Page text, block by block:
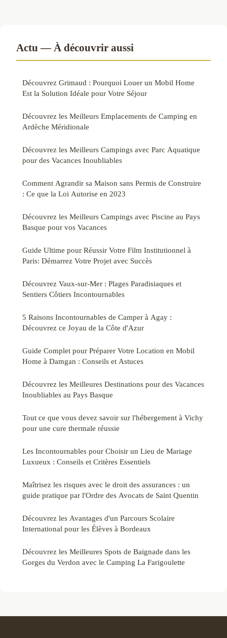
Actu — À découvrir aussi
Découvrez Grimaud : Pourquoi Louer un Mobil Home
Est la Solution Idéale pour Votre Séjour
Découvrez les Meilleurs Emplacements de Camping en
Ardèche Méridionale
Découvrez les Meilleurs Campings avec Parc Aquatique
pour des Vacances Inoubliables
Comment Agrandir sa Maison sans Permis de Construire
: Ce que la Loi Autorise en 2023
Découvrez les Meilleurs Campings avec Piscine au Pays
Basque pour vos Vacances
Guide Ultime pour Réussir Votre Film Institutionnel à
Paris: Démarrez Votre Projet avec Succès
Découvrez Vaux-sur-Mer : Plages Paradisiaques et
Sentiers Côtiers Incontournables
5 Raisons Incontournables de Camper à Agay :
Découvrez ce Joyau de la Côte d'Azur
Guide Complet pour Préparer Votre Location en Mobil
Home à Damgan : Conseils et Astuces
Découvrez les Meilleures Destinations pour des Vacances
Inoubliables au Pays Basque
Tout ce que vous devez savoir sur l'hébergement à Vichy
pour une cure thermale réussie
Les Incontournables pour Choisir un Lieu de Mariage
Luxueux : Conseils et Critères Essentiels
Maîtrisez les risques avec le droit des assurances : un
guide pratique par l'Ordre des Avocats de Saint Quentin
Découvrez les Avantages d'un Parcours Scolaire
International pour les Élèves à Bordeaux
Découvrez les Meilleures Spots de Baignade dans les
Gorges du Verdon avec le Camping La Farigoulette